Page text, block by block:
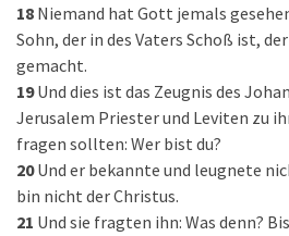
18 Niemand hat Gott jemals
Sohn, der in des Vaters Schoß ist,
gemacht.
19 Und dies ist das Zeugnis des
Jerusalem Priester und Leviten zu
fragen sollten: Wer bist du?
20 Und er bekannte und leugnete
bin nicht der Christus.
21 Und sie fragten ihn: Was denn?